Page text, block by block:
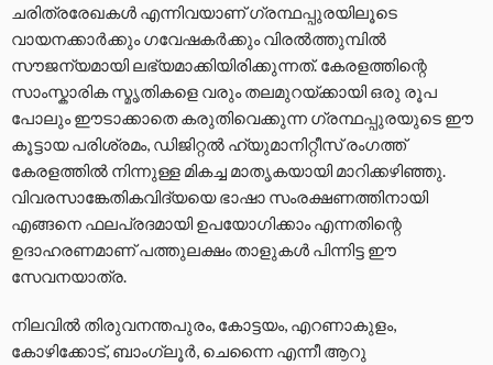
ചരിത്രരേഖകൾ എന്നിവയാണ് ഗ്രന്ഥപ്പുരയിലൂടെ
വായനക്കാർക്കും ഗവേഷകർക്കും വിരൽത്തുമ്പിൽ
സൗജന്യമായി ലഭ്യമാക്കിയിരിക്കുന്നത്. കേരളത്തിന്റെ
സാംസ്കാരിക സ്മൃതികളെ വരും തലമുറയ്ക്കായി ഒരു രൂപ
പോലും ഈടാക്കാതെ കരുതിവെക്കുന്ന ഗ്രന്ഥപ്പുരയുടെ ഈ
കൂട്ടായ പരിശ്രമം, ഡിജിറ്റൽ ഹ്യുമാനിറ്റീസ് രംഗത്ത്
കേരളത്തിൽ നിന്നുള്ള മികച്ച മാതൃകയായി മാറിക്കഴിഞ്ഞു.
വിവരസാങ്കേതികവിദ്യയെ ഭാഷാ സംരക്ഷണത്തിനായി
എങ്ങനെ ഫലപ്രദമായി ഉപയോഗിക്കാം എന്നതിന്റെ
ഉദാഹരണമാണ് പത്തുലക്ഷം താളുകൾ പിന്നിട്ട ഈ
സേവനയാത്ര.
നിലവിൽ തിരുവനന്തപുരം, കോട്ടയം, എറണാകുളം,
കോഴിക്കോട്, ബാംഗ്ലൂർ, ചെന്നൈ എന്നീ ആറു